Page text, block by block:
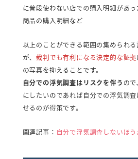
に普段使わない店での購入明細があ
商品の購入明細など
以上のことができる範囲の集められ
が、裁判でも有利になる決定的な証拠
の写真を抑えることです。
自分での浮気調査はリスクを伴う の
にしたいのであれば自分での浮気調
せるのが得策です。
関連記事： 自分で浮気調査しないほう